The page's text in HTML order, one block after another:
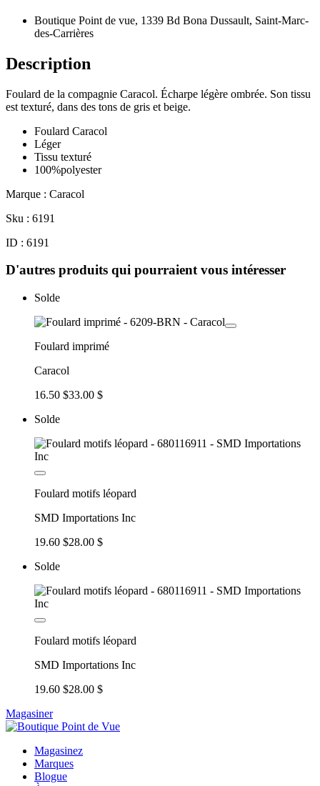
Boutique Point de vue, 1339 Bd Bona Dussault, Saint-Marc-
des-Carrières
Description
Foulard de la compagnie Caracol. Écharpe légère ombrée. Son tissu
est texturé, dans des tons de gris et beige.
Foulard Caracol
Léger
Tissu texturé
100%polyester
Marque : Caracol
Sku : 6191
ID : 6191
D'autres produits qui pourraient vous intéresser
Solde
Foulard imprimé
Caracol
16.50 $33.00 $
Solde
Foulard motifs léopard
SMD Importations Inc
19.60 $28.00 $
Solde
Foulard motifs léopard
SMD Importations Inc
19.60 $28.00 $
Magasiner
Magasinez
Marques
Blogue